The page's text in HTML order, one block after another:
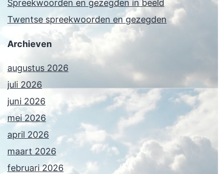
Spreekwoorden en gezegden in beeld
Twentse spreekwoorden en gezegden
Archieven
augustus 2026
juli 2026
juni 2026
mei 2026
april 2026
maart 2026
februari 2026